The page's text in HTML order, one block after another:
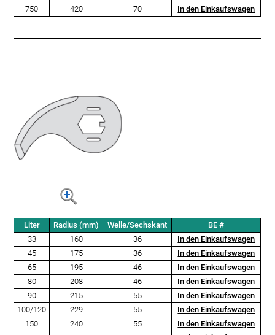
750 420 70 In den Einkaufswagen
Liter Radius (mm) Welle/Sechskant
BE #
33
160 36
In den Einkaufswagen
45
175 36
In den Einkaufswagen
65
195 46
In den Einkaufswagen
80
208 46
In den Einkaufswagen
90
215 55
In den Einkaufswagen
100/120
229 55
In den Einkaufswagen
150
240 55
In den Einkaufswagen